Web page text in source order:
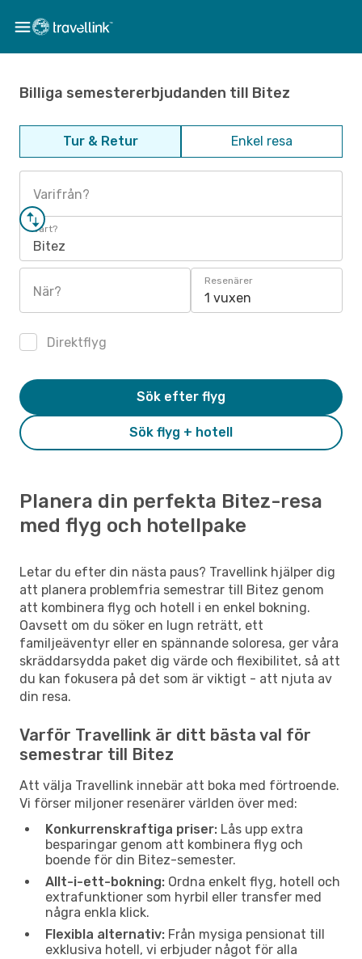
Billiga semestererbjudanden till Bitez
Tur & Retur Enkel resa
Varifrån?
Vart?
Bitez
När?
Resenärer
1 vuxen
Direktflyg
Sök flyg + hotell
Sök efter flyg
Planera din perfekta Bitez-resa
med flyg och hotellpake
Letar du efter din nästa paus? Travellink hjälper dig
att planera problemfria semestrar till Bitez genom
att kombinera flyg och hotell i en enkel bokning.
Oavsett om du söker en lugn reträtt, ett
familjeäventyr eller en spännande soloresa, ger våra
skräddarsydda paket dig värde och flexibilitet, så att
du kan fokusera på det som är viktigt - att njuta av
din resa.
Varför Travellink är ditt bästa val för
semestrar till Bitez
Att välja Travellink innebär att boka med förtroende.
Vi förser miljoner resenärer världen över med:
Konkurrenskraftiga priser: Lås upp extra
besparingar genom att kombinera flyg och
boende för din Bitez-semester.
Allt-i-ett-bokning: Ordna enkelt flyg, hotell och
extrafunktioner som hyrbil eller transfer med
några enkla klick.
Flexibla alternativ: Från mysiga pensionat till
exklusiva hotell, vi erbjuder något för alla